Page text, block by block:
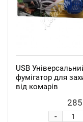
USB
фумігатор для
від комарів
-